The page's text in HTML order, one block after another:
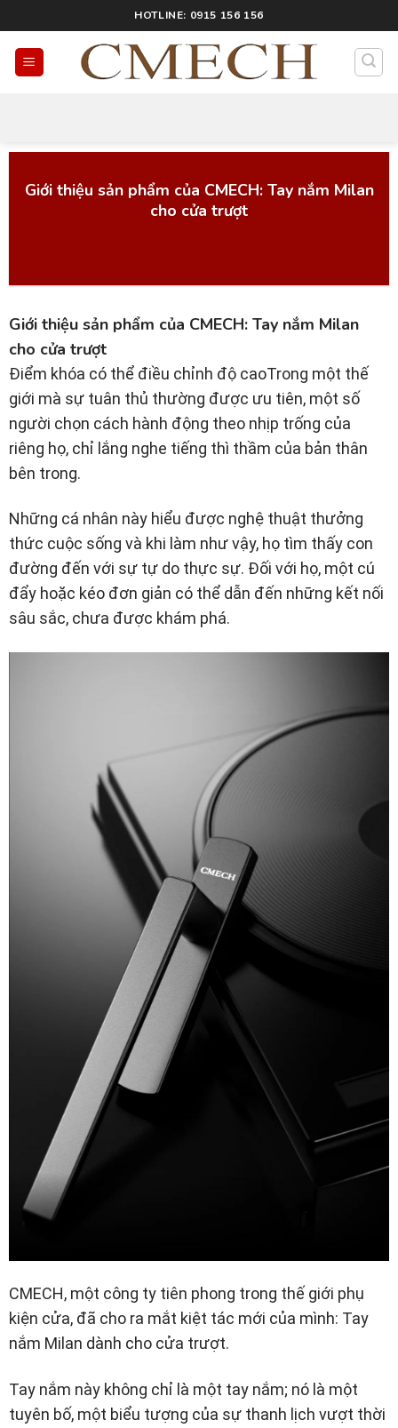
HOTLINE: 0915 156 156
Giới thiệu sản phẩm của CMECH: Tay nắm Milan
cho cửa trượt
Giới thiệu sản phẩm của CMECH: Tay nắm Milan
cho cửa trượt
Điểm khóa có thể điều chỉnh độ caoTrong một thế
giới mà sự tuân thủ thường được ưu tiên, một số
người chọn cách hành động theo nhịp trống của
riêng họ, chỉ lắng nghe tiếng thì thầm của bản thân
bên trong.
Những cá nhân này hiểu được nghệ thuật thưởng
thức cuộc sống và khi làm như vậy, họ tìm thấy con
đường đến với sự tự do thực sự. Đối với họ, một cú
đẩy hoặc kéo đơn giản có thể dẫn đến những kết nối
sâu sắc, chưa được khám phá.
CMECH, một công ty tiên phong trong thế giới phụ
kiện cửa, đã cho ra mắt kiệt tác mới của mình: Tay
nắm Milan dành cho cửa trượt.
Tay nắm này không chỉ là một tay nắm; nó là một
tuyên bố, một biểu tượng của sự thanh lịch vượt thời